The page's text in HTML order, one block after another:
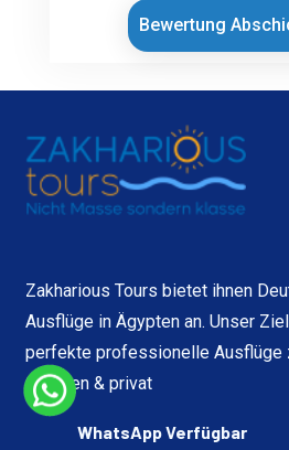
Bewertung
Zakharious Tours bietet ihnen
Ausflüge in Ägypten an. Unser
perfekte professionelle Ausflüge
Gruppen & privat
WhatsApp Verfügbar